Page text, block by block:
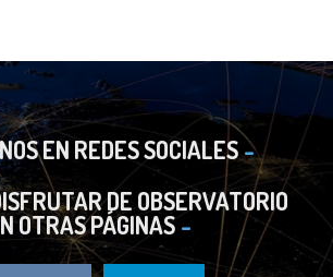
EN REDES SOCIALES
DE OBSERVATORIO
OTRAS PÁGINAS